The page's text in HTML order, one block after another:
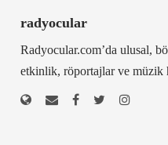
radyocular
Radyocular.com’da ulusal,
etkinlik, röportajlar ve müzik